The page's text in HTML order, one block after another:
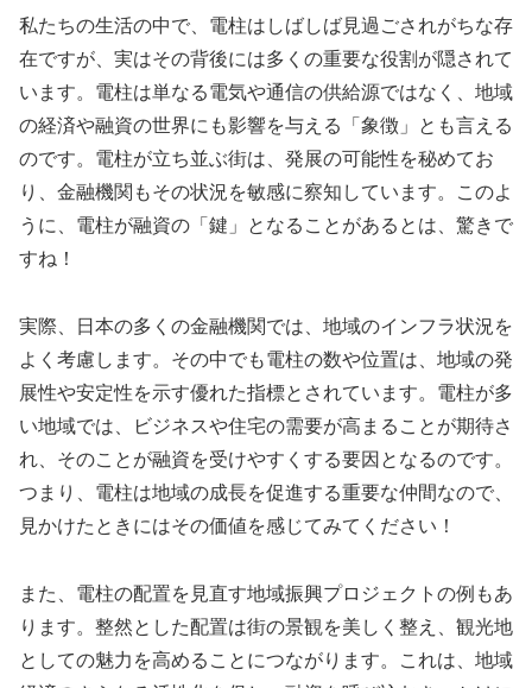
私たちの生活の中で、電柱はしばしば見過ごされがちな存
在ですが、実はその背後には多くの重要な役割が隠されて
います。電柱は単なる電気や通信の供給源ではなく、地域
の経済や融資の世界にも影響を与える「象徴」とも言える
のです。電柱が立ち並ぶ街は、発展の可能性を秘めてお
り、金融機関もその状況を敏感に察知しています。このよ
うに、電柱が融資の「鍵」となることがあるとは、驚きで
すね！
実際、日本の多くの金融機関では、地域のインフラ状況を
よく考慮します。その中でも電柱の数や位置は、地域の発
展性や安定性を示す優れた指標とされています。電柱が多
い地域では、ビジネスや住宅の需要が高まることが期待さ
れ、そのことが融資を受けやすくする要因となるのです。
つまり、電柱は地域の成長を促進する重要な仲間なので、
見かけたときにはその価値を感じてみてください！
また、電柱の配置を見直す地域振興プロジェクトの例もあ
ります。整然とした配置は街の景観を美しく整え、観光地
としての魅力を高めることにつながります。これは、地域